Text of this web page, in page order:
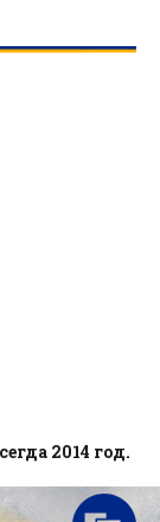
2014 год.